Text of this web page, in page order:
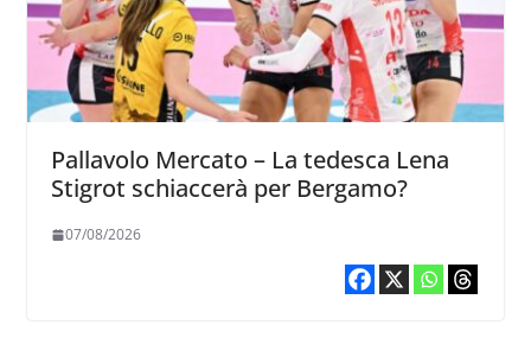
Pallavolo Mercato – La tedesca Lena
Stigrot schiaccerà per Bergamo?
07/08/2026